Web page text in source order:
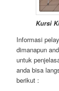
Kursi
Informasi
dimanapun
untuk
anda bisa
berikut :